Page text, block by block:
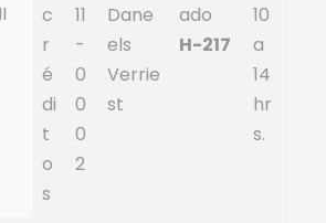
c
r
é
di
t
o
s
11
-
0
0
0
2
Dane
els
Verrie
st
ado
H-217
10
a
14
hr
s.